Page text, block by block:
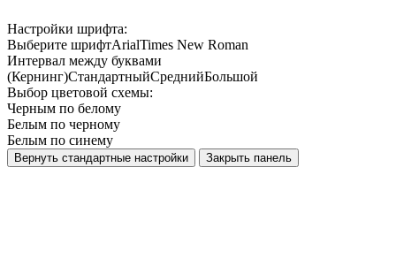
Настройки шрифта:
Выберите шрифтArialTimes New Roman
Интервал между буквами
(Кернинг)СтандартныйСреднийБольшой
Выбор цветовой схемы:
Черным по белому
Белым по черному
Белым по синему
Вернуть стандартные настройки Закрыть панель